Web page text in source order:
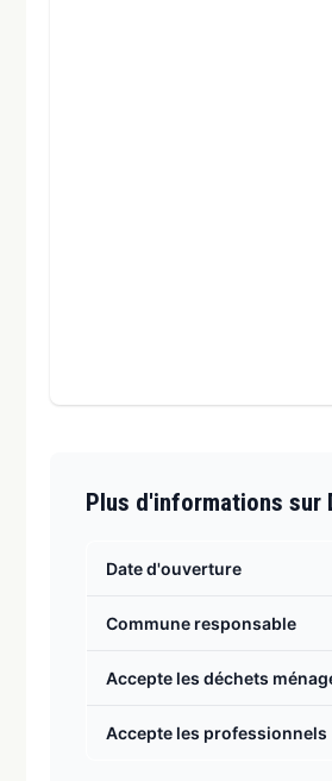
Plus d'informations sur
Date d'ouverture
Commune responsable
Accepte les déchets
Accepte les professionnels